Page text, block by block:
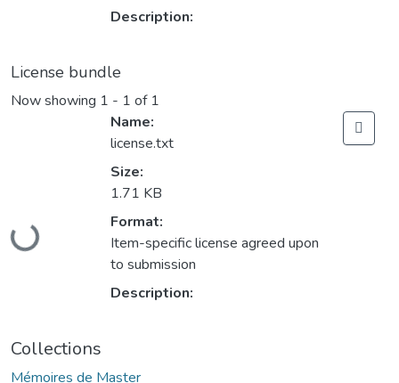
Description:
License bundle
Now showing 1 - 1 of 1
Loading...
Name:
license.txt
Size:
1.71 KB
Format:
Item-specific license agreed upon
to submission
Description:
Collections
Mémoires de Master